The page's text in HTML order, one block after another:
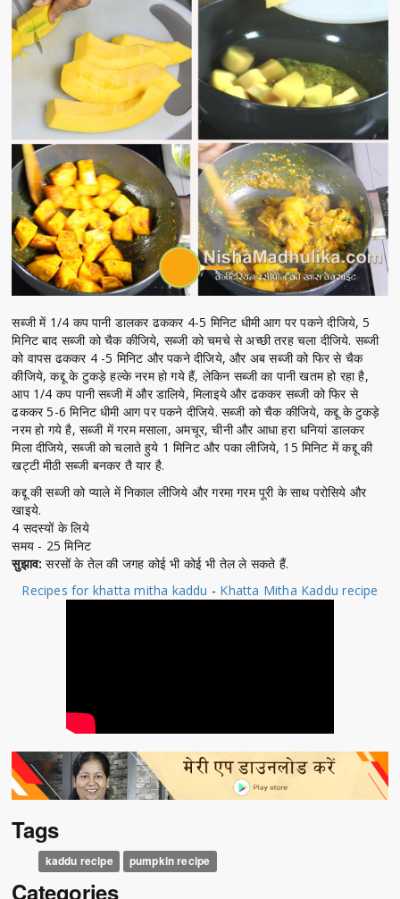
सब्जी में 1/4 कप पानी डालकर ढककर 4-5 मिनिट धीमी आग पर पकने दीजिये, 5
मिनिट बाद सब्जी को चैक कीजिये, सब्जी को चमचे से अच्छी तरह चला दीजिये. सब्जी
को वापस ढककर 4 -5 मिनिट और पकने दीजिये, और अब सब्जी को फिर से चैक
कीजिये, कद्दू के टुकड़े हल्के नरम हो गये हैं, लेकिन सब्जी का पानी खतम हो रहा है,
आप 1/4 कप पानी सब्जी में और डालिये, मिलाइये और ढककर सब्जी को फिर से
ढककर 5-6 मिनिट धीमी आग पर पकने दीजिये. सब्जी को चैक कीजिये, कद्दू के टुकड़े
नरम हो गये है, सब्जी में गरम मसाला, अमचूर, चीनी और आधा हरा धनियां डालकर
मिला दीजिये, सब्जी को चलाते हुये 1 मिनिट और पका लीजिये, 15 मिनिट में कद्दू की
खट्टी मीठी सब्जी बनकर तै यार है.
कद्दू की सब्जी को प्याले में निकाल लीजिये और गरमा गरम पूरी के साथ परोसिये और
खाइये.
4 सदस्यों के लिये
समय - 25 मिनिट
सुझाव: सरसों के तेल की जगह कोई भी कोई भी तेल ले सकते हैं.
Recipes for khatta mitha kaddu - Khatta Mitha Kaddu recipe
Tags
kaddu recipe pumpkin recipe
Categories